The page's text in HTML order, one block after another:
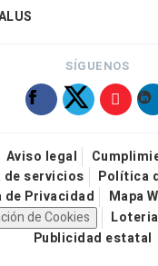
SÍGUENOS
Aviso legal
de servicios
Política
Privacidad
Mapa
de Cookies
Publicidad estatal